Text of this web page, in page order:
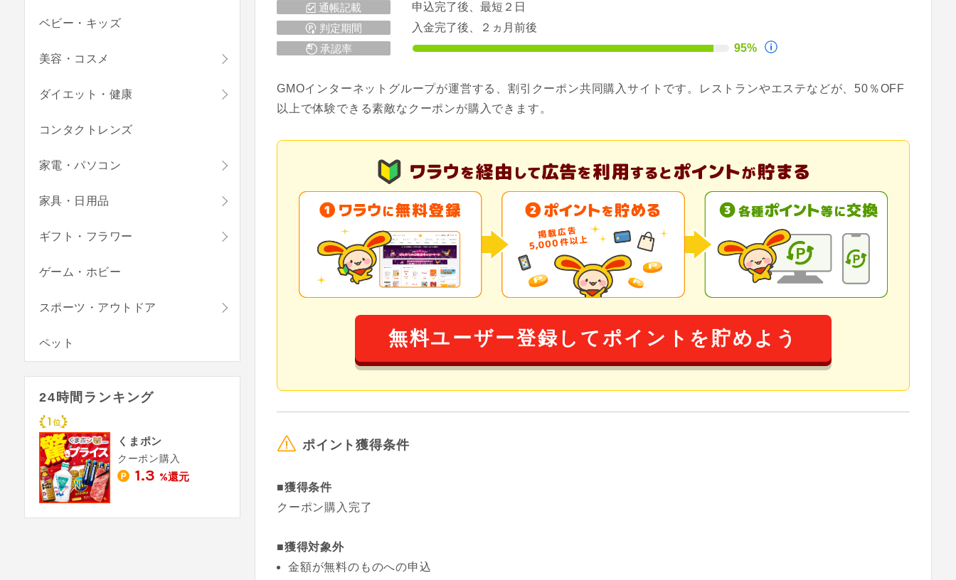
通帳記載
申込完了後、最短２日
判定期間
入金完了後、２ヵ月前後
承認率
95%
GMOインターネットグループが運営する、割引クーポン共同購入サイトです。レストランやエステなどが、50％OFF
以上で体験できる素敵なクーポンが購入できます。
無料ユーザー登録してポイントを貯めよう
ポイント獲得条件
■獲得条件
クーポン購入完了
■獲得対象外
金額が無料のものへの申込
ベビー・キッズ
美容・コスメ
ダイエット・健康
コンタクトレンズ
家電・パソコン
家具・日用品
ギフト・フラワー
ゲーム・ホビー
スポーツ・アウトドア
ペット
24時間ランキング
くまポン
クーポン購入
1.3 %還元